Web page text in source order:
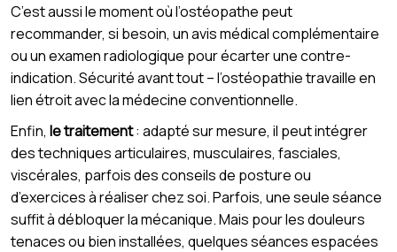
C’est aussi le moment où l’ostéopathe peut
recommander, si besoin, un avis médical complémentaire
ou un examen radiologique pour écarter une contre-
indication. Sécurité avant tout – l’ostéopathie travaille en
lien étroit avec la médecine conventionnelle.
Enfin, le traitement: adapté sur mesure, il peut intégrer
des techniques articulaires, musculaires, fasciales,
viscérales, parfois des conseils de posture ou
d’exercices à réaliser chez soi. Parfois, une seule séance
suffit à débloquer la mécanique. Mais pour les douleurs
tenaces ou bien installées, quelques séances espacées